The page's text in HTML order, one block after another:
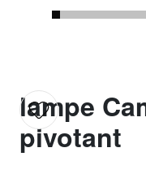
lampe
pivotant